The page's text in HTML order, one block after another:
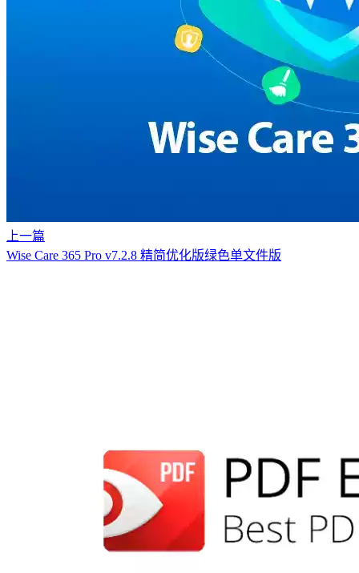
上一篇
Wise Care 365 Pro v7.2.8 精简优化版绿色单文件版